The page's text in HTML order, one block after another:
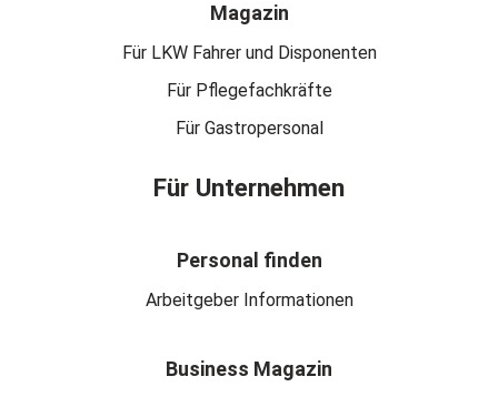
Magazin
Für LKW Fahrer und Disponenten
Für Pflegefachkräfte
Für Gastropersonal
Für Unternehmen
Personal finden
Arbeitgeber Informationen
Business Magazin